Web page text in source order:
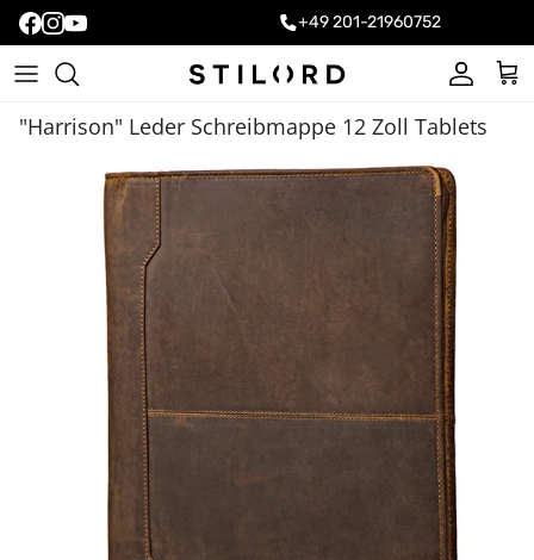
+49 201-21960752
Konto
"Harrison" Leder Schreibmappe 12 Zoll Tablets